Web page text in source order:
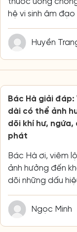
hệ vi sinh âm
Huyền
Bác Hà giải
dài có thể ảnh
dõi khí hư,
phát
Bác Hà ơi, viêm
ảnh hưởng đến
dõi những dấu
Ngọc Minh